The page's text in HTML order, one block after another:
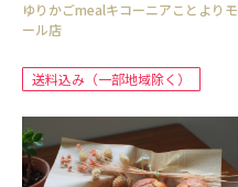
ゆりかごmealキコーニアことよりモ
ール店
送料込み（一部地域除く）